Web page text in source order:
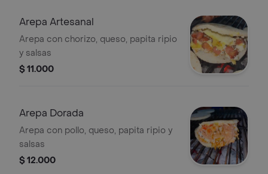
Arepa Artesanal
Arepa con chorizo, queso, papita ripio
y salsas
$ 11.000
Arepa Dorada
Arepa con pollo, queso, papita ripio y
salsas
$ 12.000